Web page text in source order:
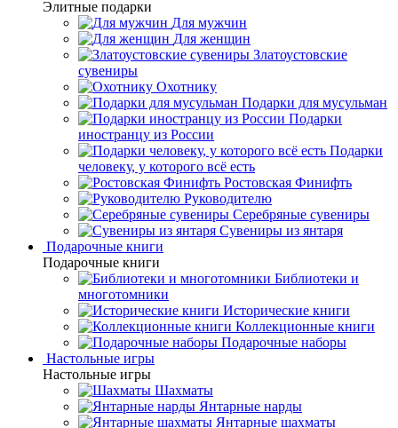
Элитные подарки
Для мужчин
Для женщин
Златоустовские
сувениры
Охотнику
Подарки для мусульман
Подарки
иностранцу из России
Подарки
человеку, у которого всё есть
Ростовская Финифть
Руководителю
Серебряные сувениры
Сувениры из янтаря
Подарочные книги
Подарочные книги
Библиотеки и
многотомники
Исторические книги
Коллекционные книги
Подарочные наборы
Настольные игры
Настольные игры
Шахматы
Янтарные нарды
Янтарные шахматы